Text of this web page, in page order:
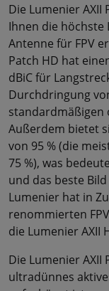
Die Lumenier AXII
Ihnen die höchste
Antenne für FPV
Patch HD hat
dBiC für
Durchdringung
standardmäßigen
Außerdem bietet
von 95 % (die
75 %), was
und das beste
Lumenier hat in
renommierten
die Lumenier AXII
Die Lumenier
ultradünnes